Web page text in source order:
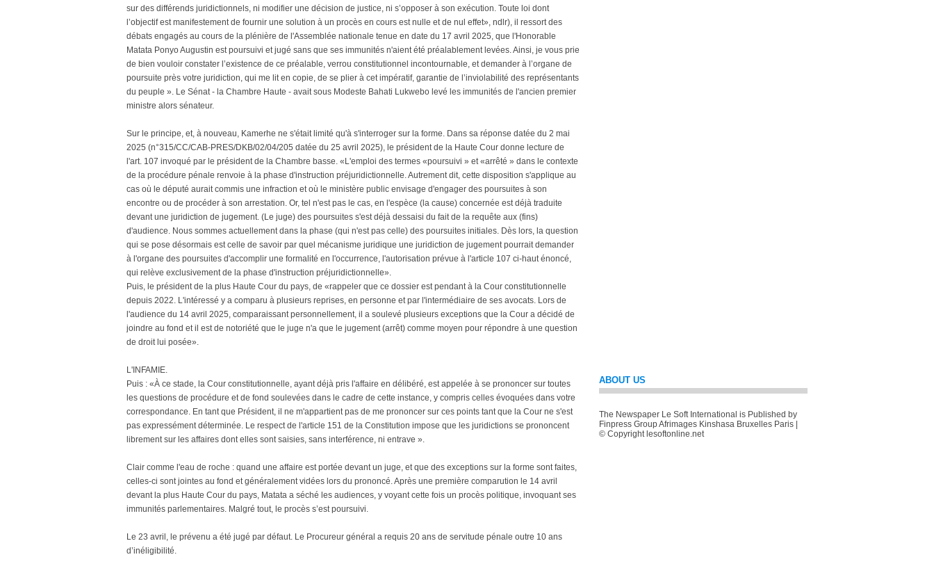
sur des différends juridictionnels, ni modifier une décision de justice, ni s’opposer à son exécution. Toute loi dont
l’objectif est manifestement de fournir une solution à un procès en cours est nulle et de nul effet», ndlr), il ressort des
débats engagés au cours de la plénière de l'Assemblée nationale tenue en date du 17 avril 2025, que l'Honorable
Matata Ponyo Augustin est poursuivi et jugé sans que ses immunités n'aient été préalablement levées. Ainsi, je vous prie
de bien vouloir constater l’existence de ce préalable, verrou constitutionnel incontournable, et demander à l’organe de
poursuite près votre juridiction, qui me lit en copie, de se plier à cet impératif, garantie de l’inviolabilité des représentants
du peuple ». Le Sénat - la Chambre Haute - avait sous Modeste Bahati Lukwebo levé les immunités de l'ancien premier
ministre alors sénateur.
Sur le principe, et, à nouveau, Kamerhe ne s'était limité qu'à s'interroger sur la forme. Dans sa réponse datée du 2 mai
2025 (n°315/CC/CAB-PRES/DKB/02/04/205 datée du 25 avril 2025), le président de la Haute Cour donne lecture de
l'art. 107 invoqué par le président de la Chambre basse. «L'emploi des termes «poursuivi » et «arrêté » dans le contexte
de la procédure pénale renvoie à la phase d'instruction préjuridictionnelle. Autrement dit, cette disposition s'applique au
cas où le député aurait commis une infraction et où le ministère public envisage d'engager des poursuites à son
encontre ou de procéder à son arrestation. Or, tel n'est pas le cas, en l'espèce (la cause) concernée est déjà traduite
devant une juridiction de jugement. (Le juge) des poursuites s'est déjà dessaisi du fait de la requête aux (fins)
d'audience. Nous sommes actuellement dans la phase (qui n'est pas celle) des poursuites initiales. Dès lors, la question
qui se pose désormais est celle de savoir par quel mécanisme juridique une juridiction de jugement pourrait demander
à l'organe des poursuites d'accomplir une formalité en l'occurrence, l'autorisation prévue à l'article 107 ci-haut énoncé,
qui relève exclusivement de la phase d'instruction préjuridictionnelle».
Puis, le président de la plus Haute Cour du pays, de «rappeler que ce dossier est pendant à la Cour constitutionnelle
depuis 2022. L'intéressé y a comparu à plusieurs reprises, en personne et par l'intermédiaire de ses avocats. Lors de
l'audience du 14 avril 2025, comparaissant personnellement, il a soulevé plusieurs exceptions que la Cour a décidé de
joindre au fond et il est de notoriété que le juge n'a que le jugement (arrêt) comme moyen pour répondre à une question
de droit lui posée».
L'INFAMIE.
Puis : «À ce stade, la Cour constitutionnelle, ayant déjà pris l'affaire en délibéré, est appelée à se prononcer sur toutes
les questions de procédure et de fond soulevées dans le cadre de cette instance, y compris celles évoquées dans votre
correspondance. En tant que Président, il ne m'appartient pas de me prononcer sur ces points tant que la Cour ne s'est
pas expressément déterminée. Le respect de l'article 151 de la Constitution impose que les juridictions se prononcent
librement sur les affaires dont elles sont saisies, sans interférence, ni entrave ».
Clair comme l'eau de roche : quand une affaire est portée devant un juge, et que des exceptions sur la forme sont faites,
celles-ci sont jointes au fond et généralement vidées lors du prononcé. Après une première comparution le 14 avril
devant la plus Haute Cour du pays, Matata a séché les audiences, y voyant cette fois un procès politique, invoquant ses
immunités parlementaires. Malgré tout, le procès s’est poursuivi.
Le 23 avril, le prévenu a été jugé par défaut. Le Procureur général a requis 20 ans de servitude pénale outre 10 ans
d’inéligibilité.
ABOUT US
The Newspaper Le Soft International is Published by
Finpress Group Afrimages Kinshasa Bruxelles Paris |
© Copyright lesoftonline.net